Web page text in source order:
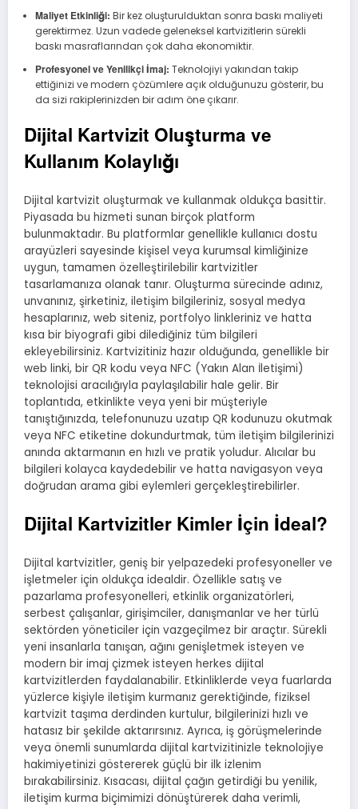
Maliyet Etkinliği: Bir kez oluşturulduktan sonra baskı maliyeti
gerektirmez. Uzun vadede geleneksel kartvizitlerin sürekli
baskı masraflarından çok daha ekonomiktir.
Profesyonel ve Yenilikçi İmaj: Teknolojiyi yakından takip
ettiğinizi ve modern çözümlere açık olduğunuzu gösterir, bu
da sizi rakiplerinizden bir adım öne çıkarır.
Dijital Kartvizit Oluşturma ve
Kullanım Kolaylığı
Dijital kartvizit oluşturmak ve kullanmak oldukça basittir.
Piyasada bu hizmeti sunan birçok platform
bulunmaktadır. Bu platformlar genellikle kullanıcı dostu
arayüzleri sayesinde kişisel veya kurumsal kimliğinize
uygun, tamamen özelleştirilebilir kartvizitler
tasarlamanıza olanak tanır. Oluşturma sürecinde adınız,
unvanınız, şirketiniz, iletişim bilgileriniz, sosyal medya
hesaplarınız, web siteniz, portfolyo linkleriniz ve hatta
kısa bir biyografi gibi dilediğiniz tüm bilgileri
ekleyebilirsiniz. Kartvizitiniz hazır olduğunda, genellikle bir
web linki, bir QR kodu veya NFC (Yakın Alan İletişimi)
teknolojisi aracılığıyla paylaşılabilir hale gelir. Bir
toplantıda, etkinlikte veya yeni bir müşteriyle
tanıştığınızda, telefonunuzu uzatıp QR kodunuzu okutmak
veya NFC etiketine dokundurtmak, tüm iletişim bilgilerinizi
anında aktarmanın en hızlı ve pratik yoludur. Alıcılar bu
bilgileri kolayca kaydedebilir ve hatta navigasyon veya
doğrudan arama gibi eylemleri gerçekleştirebilirler.
Dijital Kartvizitler Kimler İçin İdeal?
Dijital kartvizitler, geniş bir yelpazedeki profesyoneller ve
işletmeler için oldukça idealdir. Özellikle satış ve
pazarlama profesyonelleri, etkinlik organizatörleri,
serbest çalışanlar, girişimciler, danışmanlar ve her türlü
sektörden yöneticiler için vazgeçilmez bir araçtır. Sürekli
yeni insanlarla tanışan, ağını genişletmek isteyen ve
modern bir imaj çizmek isteyen herkes dijital
kartvizitlerden faydalanabilir. Etkinliklerde veya fuarlarda
yüzlerce kişiyle iletişim kurmanız gerektiğinde, fiziksel
kartvizit taşıma derdinden kurtulur, bilgilerinizi hızlı ve
hatasız bir şekilde aktarırsınız. Ayrıca, iş görüşmelerinde
veya önemli sunumlarda dijital kartvizitinizle teknolojiye
hakimiyetinizi göstererek güçlü bir ilk izlenim
bırakabilirsiniz. Kısacası, dijital çağın getirdiği bu yenilik,
iletişim kurma biçimimizi dönüştürerek daha verimli,